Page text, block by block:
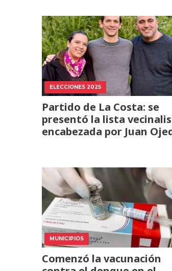
ELECCIONES 2025
Partido de La Costa: se
presentó la lista
encabezada por Juan
MUNICIPIOS
Comenzó la vacunación